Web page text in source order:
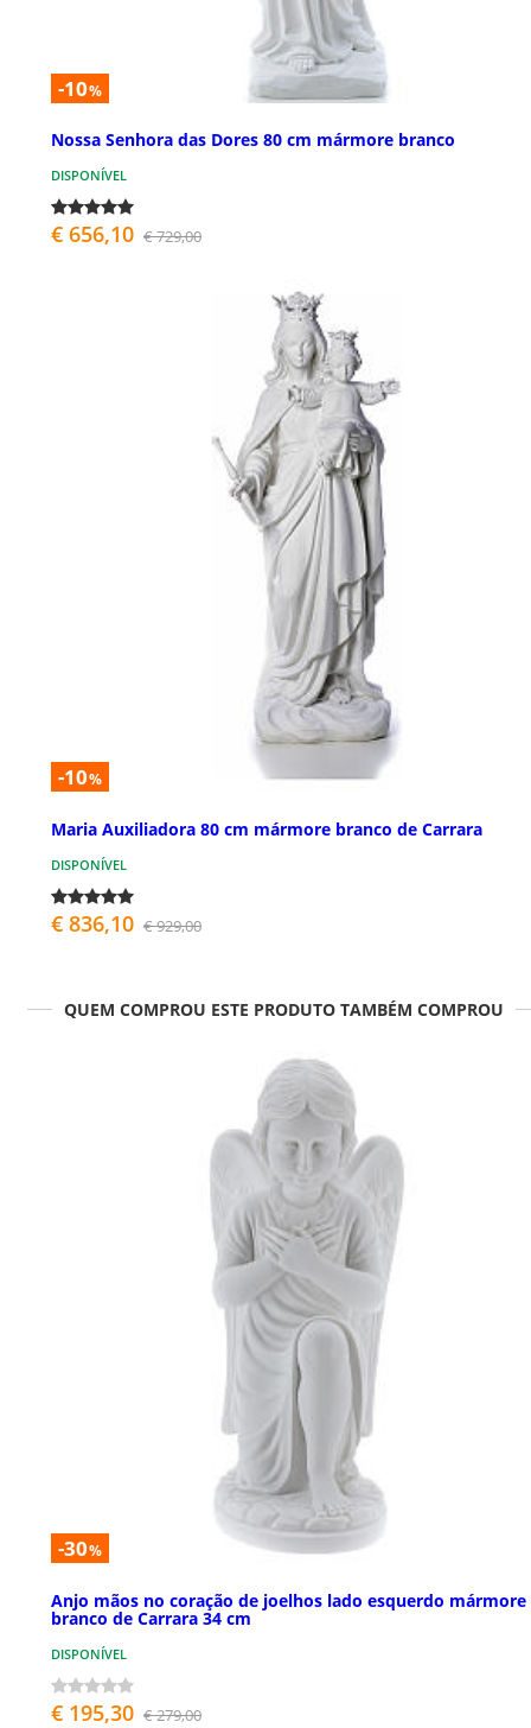
-10%
Nossa Senhora das Dores 80 cm mármore branco
DISPONÍVEL
€ 656,10 € 729,00
-10%
Maria Auxiliadora 80 cm mármore branco de Carrara
DISPONÍVEL
€ 836,10 € 929,00
QUEM COMPROU ESTE PRODUTO TAMBÉM COMPROU
-30%
Anjo mãos no coração de joelhos lado esquerdo mármore
branco de Carrara 34 cm
DISPONÍVEL
€ 195,30 € 279,00